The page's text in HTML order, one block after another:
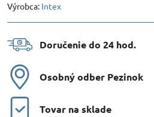
Výrobca: Intex
Doručenie do 24 hod​.
Osobný odber Pezinok
Tovar na sklade